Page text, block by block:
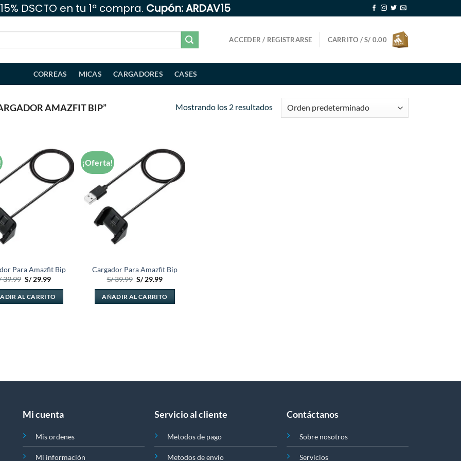
15% DSCTO en tu 1ª compra. Cupón: ARDAV15
ACCEDER / REGISTRARSE CARRITO /S/ 0.00
CORREAS MICAS CARGADORES CASES
AMAZFIT BIP” Mostrando los 2 resultados
lista de
deseos
Para Amazfit Bip
39.99 El
original
era:
S/29.99El
actual
es:
AL CARRITO
¡Oferta!
lista de
deseos
Cargador Para Amazfit Bip
S/39.99 El
original
era:
S/29.99El
actual
es:
AÑADIR AL CARRITO
Mi cuenta
Mis ordenes
Mi información
Servicio al cliente
Metodos de pago
Metodos de envío
Contáctanos
Sobre nosotros
Servicios